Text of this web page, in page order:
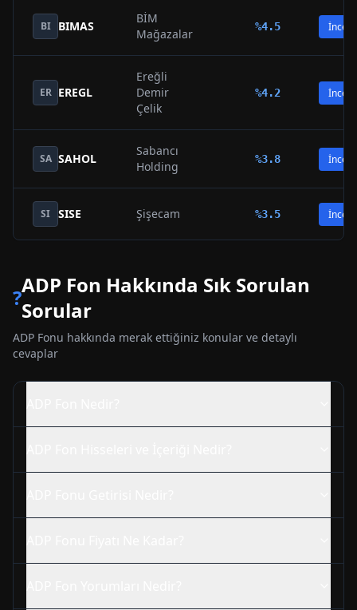
BI BIMAS
BİM
Mağazalar
%4.5 İncele
ER EREGL
Ereğli
Demir
Çelik
%4.2 İncele
SA SAHOL
Sabancı
Holding
%3.8 İncele
SI SISE Şişecam %3.5 İncele
?ADP Fon Hakkında Sık Sorulan
Sorular
ADP Fonu hakkında merak ettiğiniz konular ve detaylı
cevaplar